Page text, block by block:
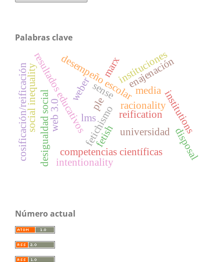
Palabras clave
universidad
fetichismo
resultados educativosdesempeño escolar
social inequalitydesigualdad social racionality
weber institutions
instituciones
fetish disposal
reification
enajenación
cosificación/reificación marx
media
competencias científicas
ple
lms
web 3.0
intentionality
sense
Número actual